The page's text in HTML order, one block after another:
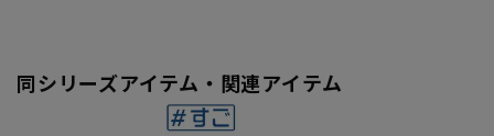
同シリーズアイテム・関連アイテム